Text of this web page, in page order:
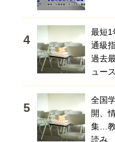
最短1
通級
過去
ュー
全国
開、
集…教
読み